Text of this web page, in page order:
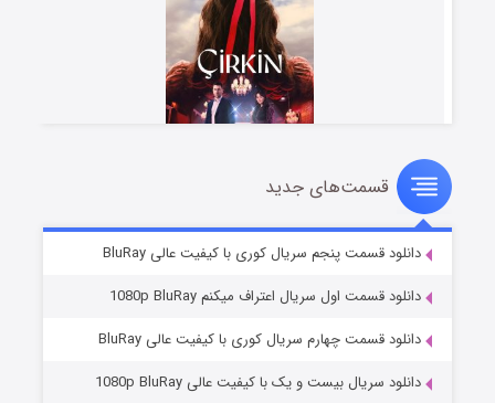
سریال زشت
قسمت۲ (زیرنویس) منتشر شد
قسمت‌های جدید
دانلود قسمت پنجم سریال کوری با کیفیت عالی BluRay
دانلود قسمت اول سریال اعتراف میکنم 1080p BluRay
دانلود قسمت چهارم سریال کوری با کیفیت عالی BluRay
دانلود سریال بیست و یک با کیفیت عالی 1080p BluRay